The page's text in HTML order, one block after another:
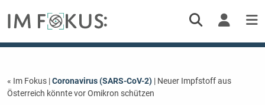
« Im Fokus |Coronavirus (SARS-CoV-2)| Neuer Impfstoff aus
Österreich könnte vor Omikron schützen